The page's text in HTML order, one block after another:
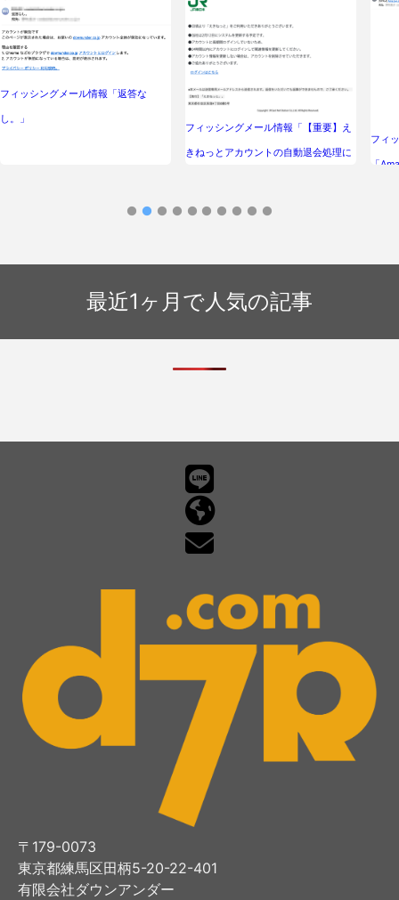
フィッシングメール情報「返答な
し。」
フィッシングメール情報「【重要】え
きねっとアカウントの自動退会処理に
フィ
「
最近1ヶ月で人気の記事
〒179-0073
東京都練馬区田柄5-20-22-401
有限会社ダウンアンダー